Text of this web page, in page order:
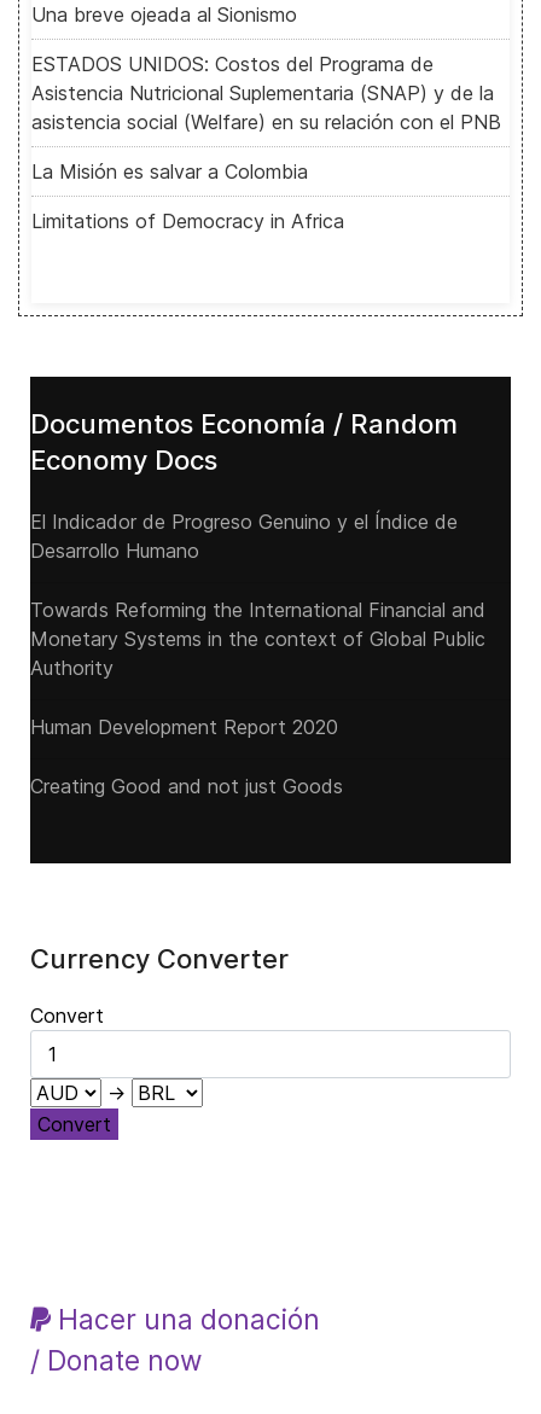
Una breve ojeada al Sionismo
ESTADOS UNIDOS: Costos del Programa de
Asistencia Nutricional Suplementaria (SNAP) y de la
asistencia social (Welfare) en su relación con el PNB
La Misión es salvar a Colombia
Limitations of Democracy in Africa
Documentos Economía / Random
Economy Docs
El Indicador de Progreso Genuino y el Índice de
Desarrollo Humano
Towards Reforming the International Financial and
Monetary Systems in the context of Global Public
Authority
Human Development Report 2020
Creating Good and not just Goods
Currency Converter
Convert
→
Convert
Hacer una donación
/ Donate now